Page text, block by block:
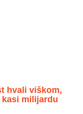
hvali viškom,
kasi milijardu